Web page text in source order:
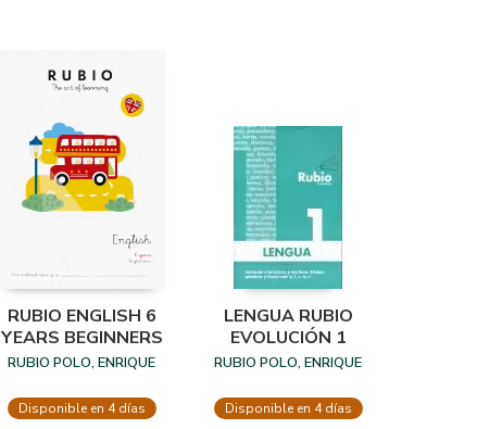
RUBIO ENGLISH 6
YEARS BEGINNERS
RUBIO POLO, ENRIQUE
Disponible en 4 días
LENGUA RUBIO
EVOLUCIÓN 1
RUBIO POLO, ENRIQUE
Disponible en 4 días